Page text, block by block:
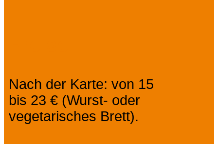
Nach der Karte: von 15
bis 23 € (Wurst- oder
vegetarisches Brett).